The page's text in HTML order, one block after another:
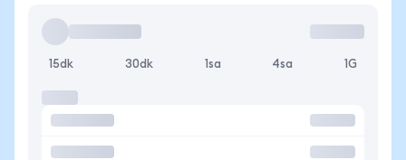
15dk 30dk 1sa 4sa 1G